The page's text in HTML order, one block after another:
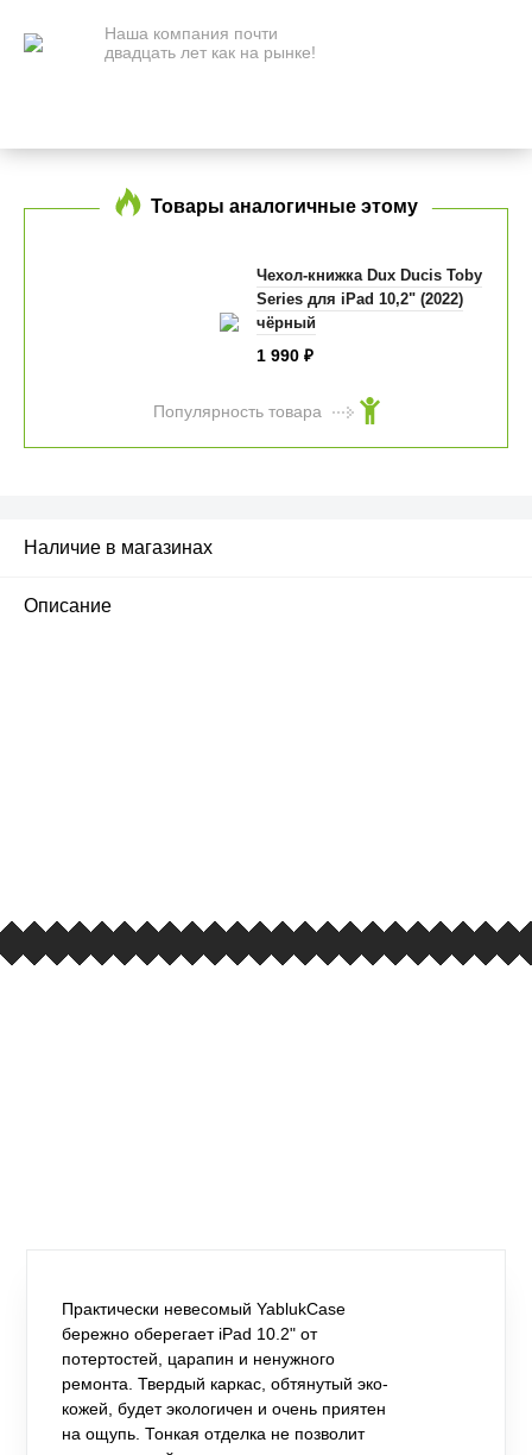
Наша компания почти
двадцать лет как на рынке!
Товары аналогичные этому
Чехол-книжка Dux Ducis Toby
Series для iPad 10,2" (2022)
чёрный
1 990 ₽
Популярность товара
Наличие в магазинах
Описание
Практически невесомый YablukCase
бережно оберегает iPad 10.2" от
потертостей, царапин и ненужного
ремонта. Твердый каркас, обтянутый эко-
кожей, будет экологичен и очень приятен
на ощупь. Тонкая отделка не позволит